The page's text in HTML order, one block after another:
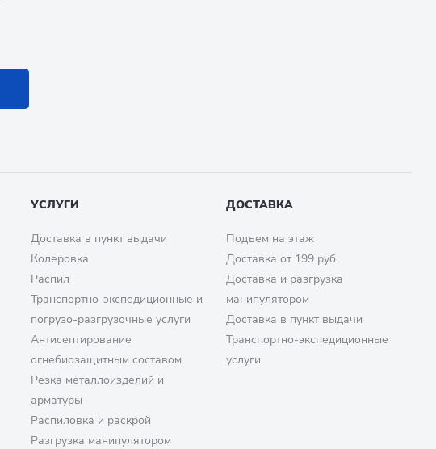
УСЛУГИ
Доставка в пункт выдачи
Колеровка
Распил
Транспортно-экспедиционные и
погрузо-разгрузочные услуги
Антисептирование
огнебиозащитным составом
Резка металлоизделий и
арматуры
Распиловка и раскрой
Разгрузка манипулятором
ДОСТАВКА
Подъем на этаж
Доставка от 199 руб.
Доставка и разгрузка
манипулятором
Доставка в пункт выдачи
Транспортно-экспедиционные
услуги